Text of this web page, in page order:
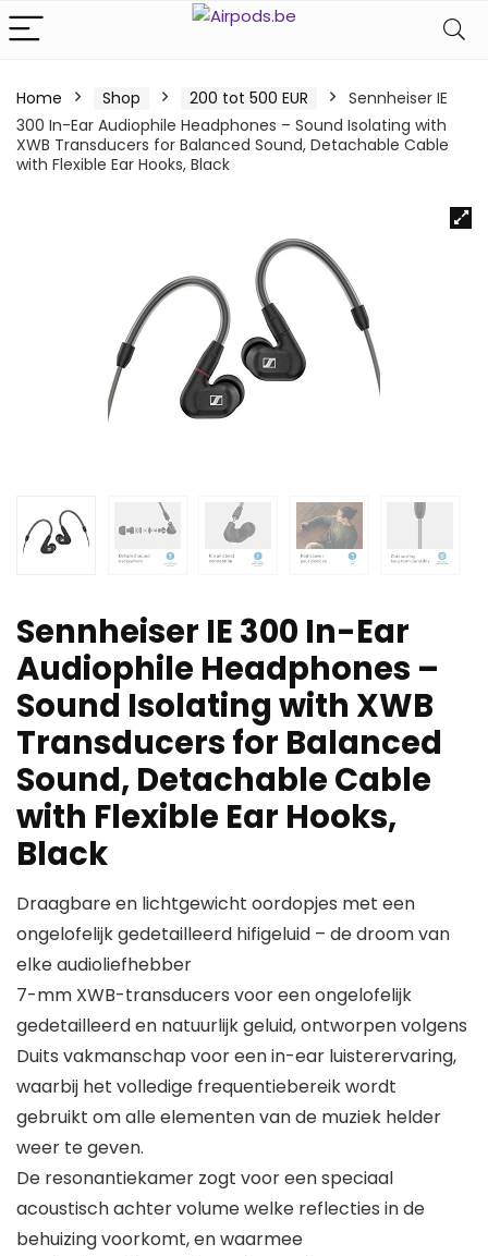
Home Shop 200 tot 500 EUR
Sennheiser IE
300 In-Ear Audiophile Headphones – Sound Isolating with
XWB Transducers for Balanced Sound, Detachable Cable
with Flexible Ear Hooks, Black
Sennheiser IE 300 In-Ear
Audiophile Headphones –
Sound Isolating with XWB
Transducers for Balanced
Sound, Detachable Cable
with Flexible Ear Hooks,
Black
Draagbare en lichtgewicht oordopjes met een
ongelofelijk gedetailleerd hifigeluid – de droom van
elke audioliefhebber
7-mm XWB-transducers voor een ongelofelijk
gedetailleerd en natuurlijk geluid, ontworpen volgens
Duits vakmanschap voor een in-ear luisterervaring,
waarbij het volledige frequentiebereik wordt
gebruikt om alle elementen van de muziek helder
weer te geven.
De resonantiekamer zogt voor een speciaal
acoustisch achter volume welke reflecties in de
behuizing voorkomt, en waarmee